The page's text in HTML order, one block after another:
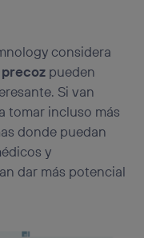
considera
pueden
Si van
tomar incluso más
donde puedan
y
dar más potencial